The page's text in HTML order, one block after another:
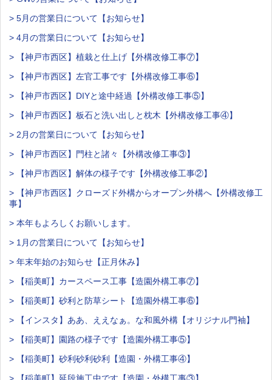
> 5月の営業日について【お知らせ】
> 4月の営業日について【お知らせ】
> 【神戸市西区】植栽と仕上げ【外構改修工事⑦】
> 【神戸市西区】左官工事です【外構改修工事⑥】
> 【神戸市西区】DIYと途中経過【外構改修工事⑤】
> 【神戸市西区】板石と洗い出しと枕木【外構改修工事④】
> 2月の営業日について【お知らせ】
> 【神戸市西区】門柱と諸々【外構改修工事③】
> 【神戸市西区】解体の様子です【外構改修工事②】
> 【神戸市西区】クローズド外構からオープン外構へ【外構改修工
事】
> 本年もよろしくお願いします。
> 1月の営業日について【お知らせ】
> 年末年始のお知らせ【正月休み】
> 【稲美町】カースペース工事【造園外構工事⑦】
> 【稲美町】砂利と防草シート【造園外構工事⑥】
> 【インスタ】ああ、ええなぁ。な和風外構【オリジナル門袖】
> 【稲美町】園路の様子です【造園外構工事⑤】
> 【稲美町】砂利砂利砂利【造園・外構工事④】